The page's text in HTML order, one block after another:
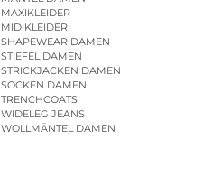
MAXIKLEIDER
MIDIKLEIDER
SHAPEWEAR DAMEN
STIEFEL DAMEN
STRICKJACKEN DAMEN
SOCKEN DAMEN
TRENCHCOATS
WIDELEG JEANS
WOLLMÄNTEL DAMEN